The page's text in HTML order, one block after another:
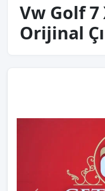
Vw Golf 7
Orijinal